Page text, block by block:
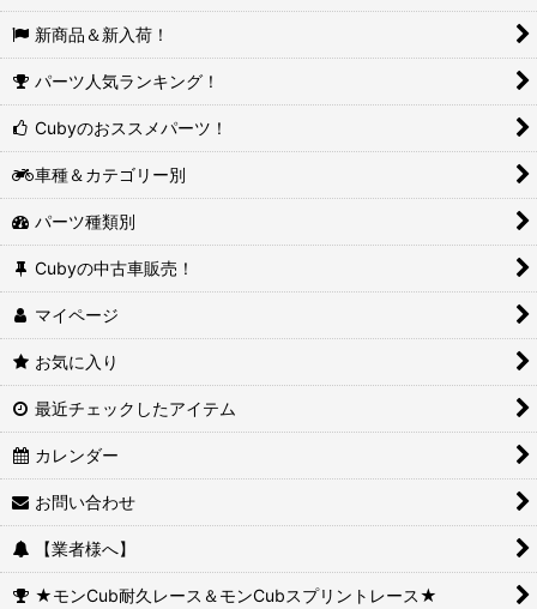
新商品＆新入荷！
パーツ人気ランキング！
Cubyのおススメパーツ！
車種＆カテゴリー別
パーツ種類別
Cubyの中古車販売！
マイページ
お気に入り
最近チェックしたアイテム
カレンダー
お問い合わせ
【業者様へ】
★モンCub耐久レース＆モンCubスプリントレース★